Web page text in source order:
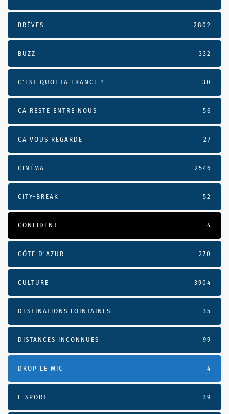
BRÈVES 2802
BUZZ 332
C'EST QUOI TA FRANCE ? 30
CA RESTE ENTRE NOUS 56
CA VOUS REGARDE 27
CINÉMA 2546
CITY-BREAK 52
CONFIDENT 4
CÔTE D’AZUR 270
CULTURE 3904
DESTINATIONS LOINTAINES 35
DISTANCES INCONNUES 99
DROP LE MIC 4
E-SPORT 39